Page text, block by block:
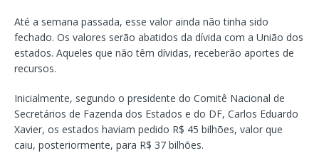
Até a semana passada, esse valor ainda não tinha sido
fechado. Os valores serão abatidos da dívida com a União dos
estados. Aqueles que não têm dívidas, receberão aportes de
recursos.
Inicialmente, segundo o presidente do Comitê Nacional de
Secretários de Fazenda dos Estados e do DF, Carlos Eduardo
Xavier, os estados haviam pedido R$ 45 bilhões, valor que
caiu, posteriormente, para R$ 37 bilhões.